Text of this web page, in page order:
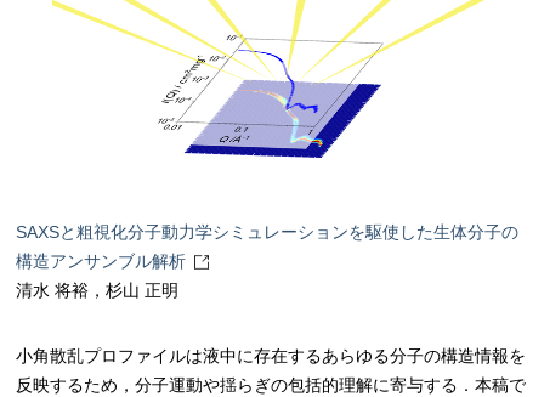
SAXSと粗視化分子動力学シミュレーションを駆使した生体分子の
構造アンサンブル解析
清水 将裕，杉山 正明
小角散乱プロファイルは液中に存在するあらゆる分子の構造情報を
反映するため，分子運動や揺らぎの包括的理解に寄与する．本稿で